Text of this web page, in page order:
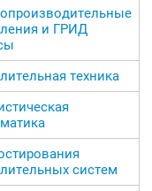
и ГРИД
техника
систем